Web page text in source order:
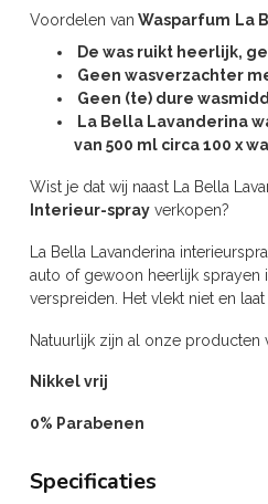
Voordelen van Wasparfum La
De was ruikt heerlijk,
Geen wasverzachter
Geen (te) dure
La Bella Lavanderina
van 500 ml circa 100 x
Wist je dat wij naast La Bella
Interieur-spray verkopen?
La Bella Lavanderina
auto of gewoon heerlijk sprayen
verspreiden. Het vlekt niet en
Natuurlijk zijn al onze producten
Nikkel vrij
0% Parabenen
Specificaties